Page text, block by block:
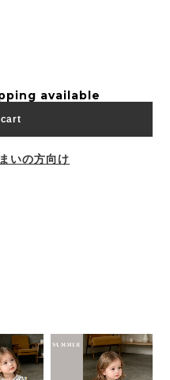
available
いの方向け